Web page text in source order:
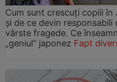
Cum sunt crescuți copiii în
și de ce devin responsabili
vârste fragede. Ce
„geniul” japonez Fapt